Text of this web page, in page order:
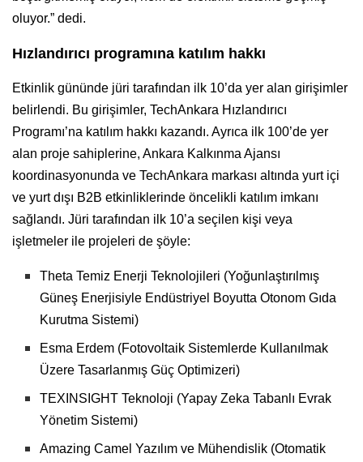
oluyor.” dedi.
Hızlandırıcı programına katılım hakkı
Etkinlik gününde jüri tarafından ilk 10’da yer alan girişimler
belirlendi. Bu girişimler, TechAnkara Hızlandırıcı
Programı’na katılım hakkı kazandı. Ayrıca ilk 100’de yer
alan proje sahiplerine, Ankara Kalkınma Ajansı
koordinasyonunda ve TechAnkara markası altında yurt içi
ve yurt dışı B2B etkinliklerinde öncelikli katılım imkanı
sağlandı. Jüri tarafından ilk 10’a seçilen kişi veya
işletmeler ile projeleri de şöyle:
Theta Temiz Enerji Teknolojileri (Yoğunlaştırılmış
Güneş Enerjisiyle Endüstriyel Boyutta Otonom Gıda
Kurutma Sistemi)
Esma Erdem (Fotovoltaik Sistemlerde Kullanılmak
Üzere Tasarlanmış Güç Optimizeri)
TEXINSIGHT Teknoloji (Yapay Zeka Tabanlı Evrak
Yönetim Sistemi)
Amazing Camel Yazılım ve Mühendislik (Otomatik